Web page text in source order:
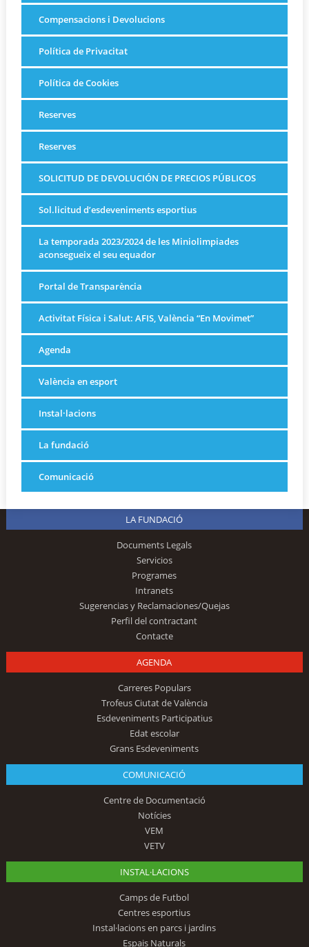
Compensacions i Devolucions
Política de Privacitat
Política de Cookies
Reserves
Reserves
SOLICITUD DE DEVOLUCIÓN DE PRECIOS PÚBLICOS
Sol.licitud d’esdeveniments esportius
La temporada 2023/2024 de les Miniolimpiades
aconsegueix el seu equador
Portal de Transparència
Activitat Física i Salut: AFIS, València “En Movimet”
Agenda
València en esport
Instal·lacions
La fundació
Comunicació
LA FUNDACIÓ
Documents Legals
Servicios
Programes
Intranets
Sugerencias y Reclamaciones/Quejas
Perfil del contractant
Contacte
AGENDA
Carreres Populars
Trofeus Ciutat de València
Esdeveniments Participatius
Edat escolar
Grans Esdeveniments
COMUNICACIÓ
Centre de Documentació
Notícies
VEM
VETV
INSTAL·LACIONS
Camps de Futbol
Centres esportius
Instal·lacions en parcs i jardins
Espais Naturals